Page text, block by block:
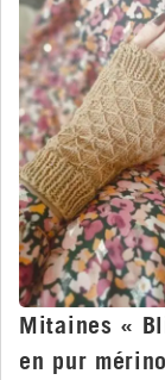
Mitaines «
en pur